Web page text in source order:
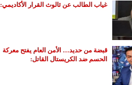
غياب الطالب عن ثالوث القرار الأكاديمي:
قبضة من حديد… الأمن العام يفتح معركة
الحسم ضد الكريستال القاتل: